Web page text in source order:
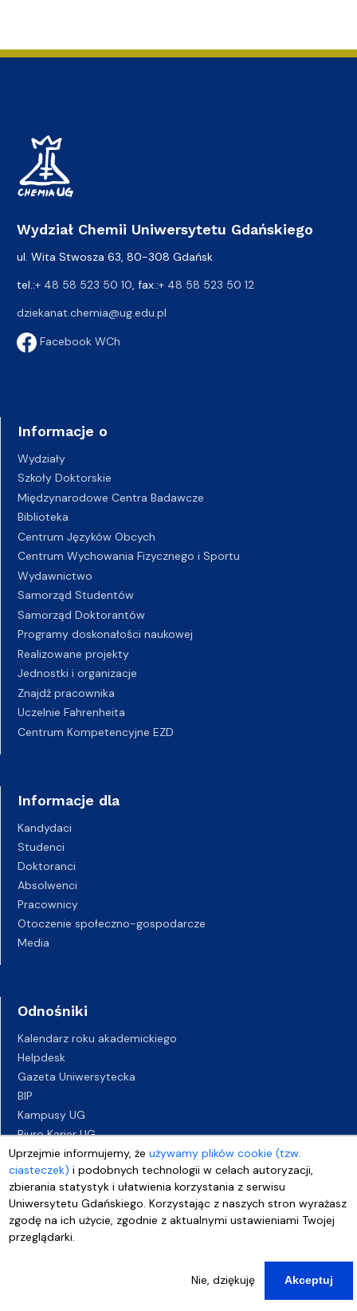
Uprzejmie informujemy, żeużywamy plików cookie (tzw.
ciasteczek) i podobnych technologii w celach autoryzacji,
zbierania statystyk i ułatwienia korzystania z serwisu
Uniwersytetu Gdańskiego. Korzystając z naszych stron wyrażasz
zgodę na ich użycie, zgodnie z aktualnymi ustawieniami Twojej
przeglądarki.
Nie, dziękuję Akceptuj
Wydział Chemii Uniwersytetu Gdańskiego
ul. Wita Stwosza 63, 80-308 Gdańsk
tel.:+ 48 58 523 50 10, fax.:+ 48 58 523 50 12
dziekanat.chemia@ug.edu.pl
Facebook WCh
Informacje o
Wydziały
Szkoły Doktorskie
Międzynarodowe Centra Badawcze
Biblioteka
Centrum Języków Obcych
Centrum Wychowania Fizycznego i Sportu
Wydawnictwo
Samorząd Studentów
Samorząd Doktorantów
Programy doskonałości naukowej
Realizowane projekty
Jednostki i organizacje
Znajdź pracownika
Uczelnie Fahrenheita
Centrum Kompetencyjne EZD
Informacje dla
Kandydaci
Studenci
Doktoranci
Absolwenci
Pracownicy
Otoczenie społeczno-gospodarcze
Media
Odnośniki
Kalendarz roku akademickiego
Helpdesk
Gazeta Uniwersytecka
BIP
Kampusy UG
Biuro Karier UG
Oferty pracy
Deklaracja dostępności